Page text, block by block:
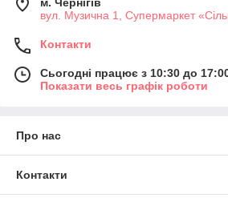
вул. Музична 1, Супермаркет
Контакти
Сьогодні працює з 10:30 до
Показати весь графік роботи
Про нас
Контакти